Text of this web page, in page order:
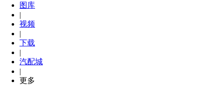
图库
|
视频
|
下载
|
汽配城
|
更多